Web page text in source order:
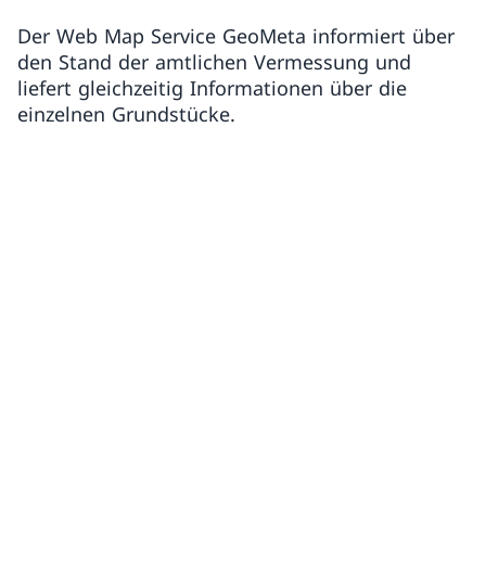
Der Web Map Service GeoMeta informiert über
den Stand der amtlichen Vermessung und
liefert gleichzeitig Informationen über die
einzelnen Grundstücke.